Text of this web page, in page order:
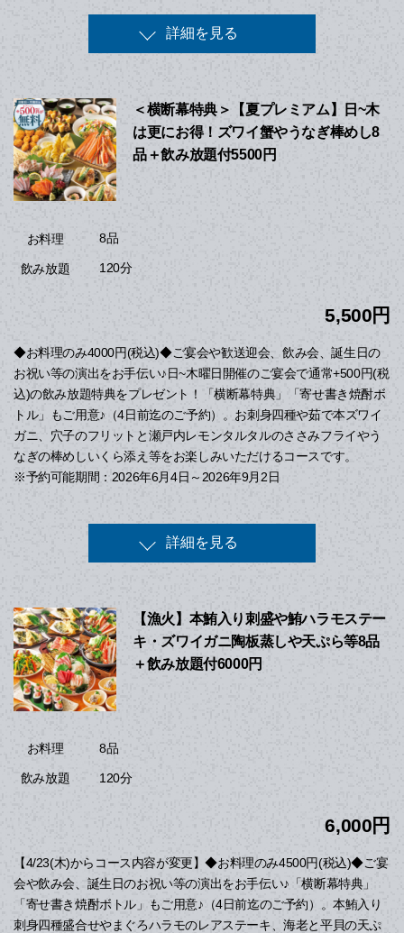
詳細を見る
＜横断幕特典＞【夏プレミアム】日~木
は更にお得！ズワイ蟹やうなぎ棒めし8
品＋飲み放題付5500円
お料理 8品
飲み放題 120分
5,500円
◆お料理のみ4000円(税込)◆ご宴会や歓送迎会、飲み会、誕生日の
お祝い等の演出をお手伝い♪日~木曜日開催のご宴会で通常+500円(税
込)の飲み放題特典をプレゼント！「横断幕特典」「寄せ書き焼酎ボ
トル」もご用意♪（4日前迄のご予約）。お刺身四種や茹で本ズワイ
ガニ、穴子のフリットと瀬戸内レモンタルタルのささみフライやう
なぎの棒めしいくら添え等をお楽しみいただけるコースです。
※予約可能期間：2026年6月4日～2026年9月2日
詳細を見る
【漁火】本鮪入り刺盛や鮪ハラモステー
キ・ズワイガニ陶板蒸しや天ぷら等8品
＋飲み放題付6000円
お料理 8品
飲み放題 120分
6,000円
【4/23(木)からコース内容が変更】◆お料理のみ4500円(税込)◆ご宴
会や飲み会、誕生日のお祝い等の演出をお手伝い♪「横断幕特典」
「寄せ書き焼酎ボトル」もご用意♪（4日前迄のご予約）。本鮪入り
刺身四種盛合せやまぐろハラモのレアステーキ、海老と平貝の天ぷ